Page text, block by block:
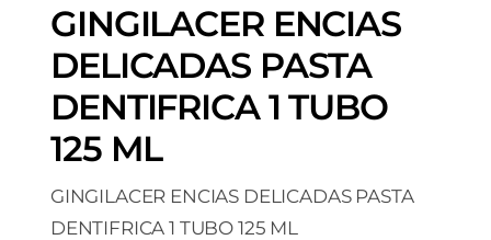
GINGILACER ENCIAS
DELICADAS PASTA
DENTIFRICA 1 TUBO
125 ML
GINGILACER ENCIAS DELICADAS PASTA
DENTIFRICA 1 TUBO 125 ML